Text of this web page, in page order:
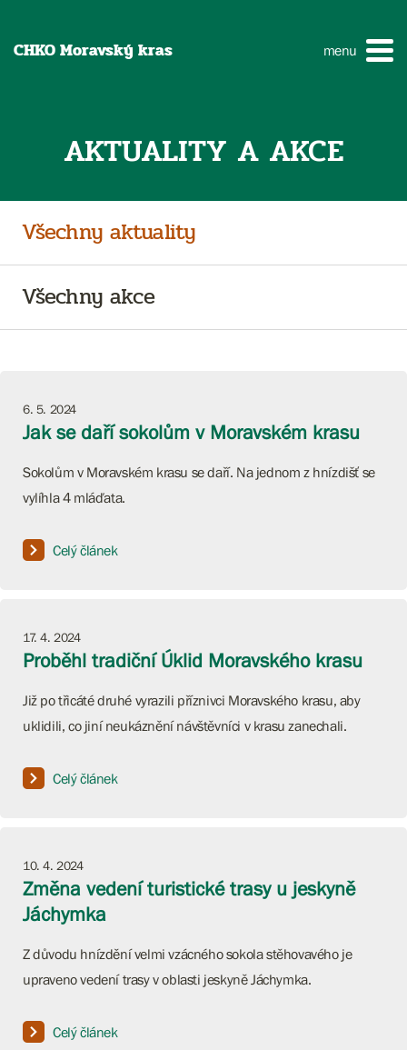
CHKO Moravský kras menu
AKTUALITY A AKCE
Všechny aktuality
Všechny akce
6. 5. 2024
Jak se daří sokolům v Moravském krasu
Sokolům v Moravském krasu se daří. Na jednom z hnízdišť se
vylíhla 4 mláďata.
Celý článek
17. 4. 2024
Proběhl tradiční Úklid Moravského krasu
Již po třicáté druhé vyrazili příznivci Moravského krasu, aby
uklidili, co jiní neukáznění návštěvníci v krasu zanechali.
Celý článek
10. 4. 2024
Změna vedení turistické trasy u jeskyně
Jáchymka
Z důvodu hnízdění velmi vzácného sokola stěhovavého je
upraveno vedení trasy v oblasti jeskyně Jáchymka.
Celý článek